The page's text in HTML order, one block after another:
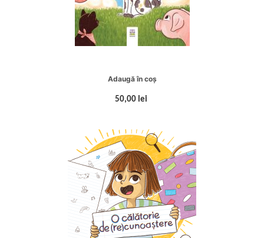
Adaugă în coș
50,00 lei